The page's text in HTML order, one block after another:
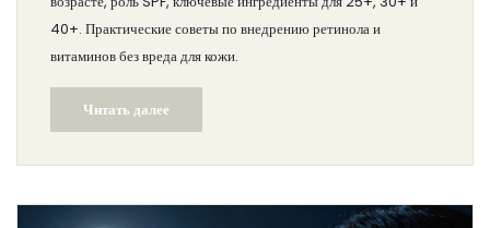
40+. Практические советы по внедрению ретинола и
витаминов без вреда для кожи.
Читать далее